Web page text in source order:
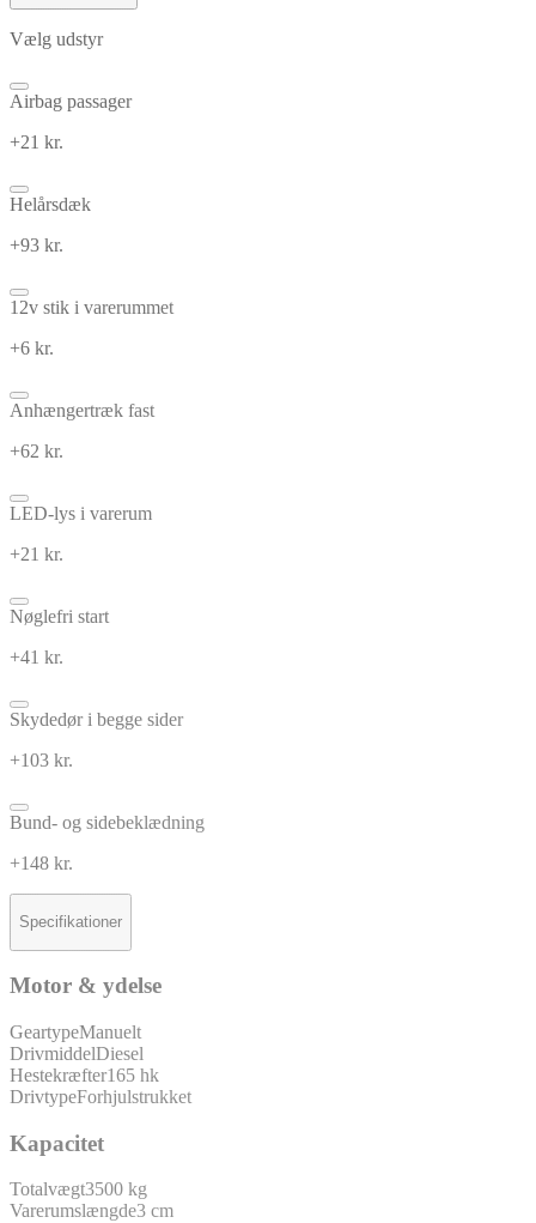
Vælg udstyr
Airbag passager
+21 kr.
Helårsdæk
+93 kr.
12v stik i varerummet
+6 kr.
Anhængertræk fast
+62 kr.
LED-lys i varerum
+21 kr.
Nøglefri start
+41 kr.
Skydedør i begge sider
+103 kr.
Bund- og sidebeklædning
+148 kr.
Specifikationer
Motor & ydelse
GeartypeManuelt
DrivmiddelDiesel
Hestekræfter165 hk
DrivtypeForhjulstrukket
Kapacitet
Totalvægt3500 kg
Varerumslængde3 cm